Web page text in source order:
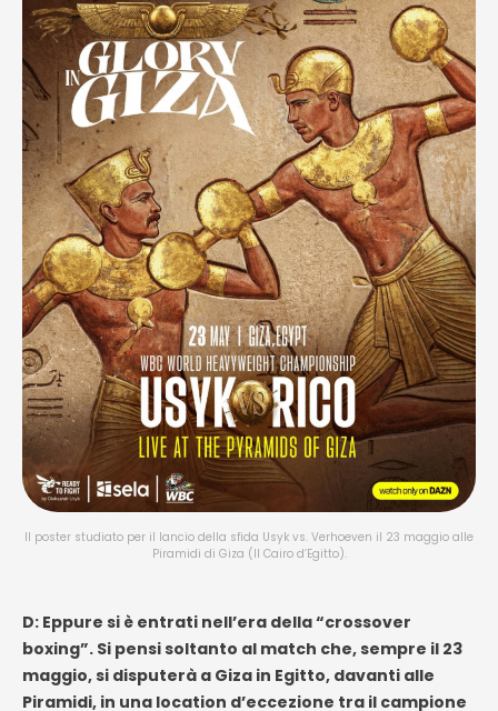
Il poster studiato per il lancio della sfida Usyk vs. Verhoeven il 23 maggio alle
Piramidi di Giza (Il Cairo d’Egitto).
D: Eppure si è entrati nell’era della “crossover
boxing”. Si pensi soltanto al match che, sempre il 23
maggio, si disputerà a Giza in Egitto, davanti alle
Piramidi, in una location d’eccezione tra il campione